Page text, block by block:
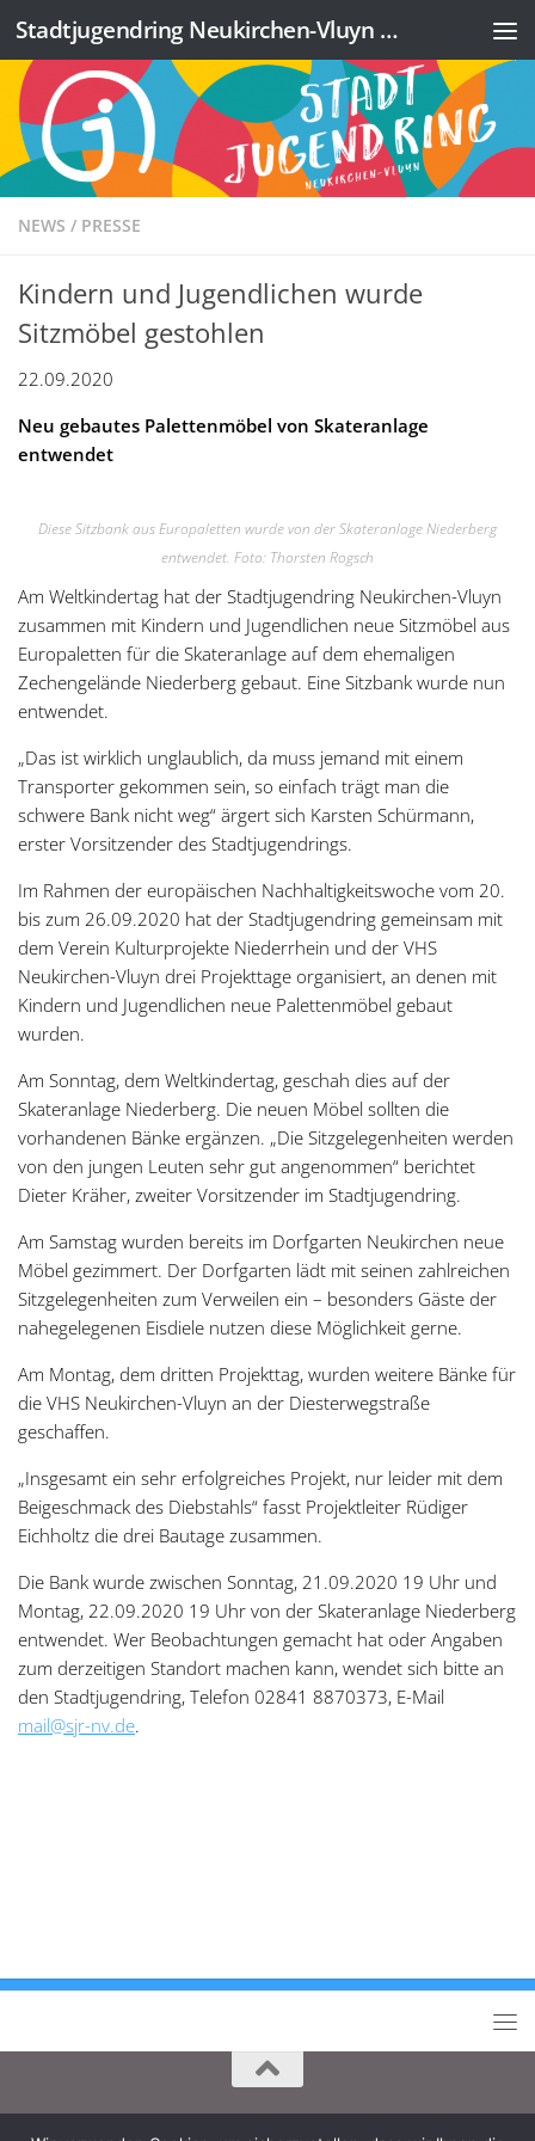
Zum Inhalt springen Stadtjugendring Neukirchen-Vluyn e.V.
NEWS / PRESSE
Kindern und Jugendlichen wurde
Sitzmöbel gestohlen
22.09.2020
Neu gebautes Palettenmöbel von Skateranlage
entwendet
Diese Sitzbank aus Europaletten wurde von der Skateranlage Niederberg
entwendet. Foto: Thorsten Rogsch
Am Weltkindertag hat der Stadtjugendring Neukirchen-Vluyn
zusammen mit Kindern und Jugendlichen neue Sitzmöbel aus
Europaletten für die Skateranlage auf dem ehemaligen
Zechengelände Niederberg gebaut. Eine Sitzbank wurde nun
entwendet.
„Das ist wirklich unglaublich, da muss jemand mit einem
Transporter gekommen sein, so einfach trägt man die
schwere Bank nicht weg“ ärgert sich Karsten Schürmann,
erster Vorsitzender des Stadtjugendrings.
Im Rahmen der europäischen Nachhaltigkeitswoche vom 20.
bis zum 26.09.2020 hat der Stadtjugendring gemeinsam mit
dem Verein Kulturprojekte Niederrhein und der VHS
Neukirchen-Vluyn drei Projekttage organisiert, an denen mit
Kindern und Jugendlichen neue Palettenmöbel gebaut
wurden.
Am Sonntag, dem Weltkindertag, geschah dies auf der
Skateranlage Niederberg. Die neuen Möbel sollten die
vorhandenen Bänke ergänzen. „Die Sitzgelegenheiten werden
von den jungen Leuten sehr gut angenommen“ berichtet
Dieter Kräher, zweiter Vorsitzender im Stadtjugendring.
Am Samstag wurden bereits im Dorfgarten Neukirchen neue
Möbel gezimmert. Der Dorfgarten lädt mit seinen zahlreichen
Sitzgelegenheiten zum Verweilen ein – besonders Gäste der
nahegelegenen Eisdiele nutzen diese Möglichkeit gerne.
Am Montag, dem dritten Projekttag, wurden weitere Bänke für
die VHS Neukirchen-Vluyn an der Diesterwegstraße
geschaffen.
„Insgesamt ein sehr erfolgreiches Projekt, nur leider mit dem
Beigeschmack des Diebstahls“ fasst Projektleiter Rüdiger
Eichholtz die drei Bautage zusammen.
Die Bank wurde zwischen Sonntag, 21.09.2020 19 Uhr und
Montag, 22.09.2020 19 Uhr von der Skateranlage Niederberg
entwendet. Wer Beobachtungen gemacht hat oder Angaben
zum derzeitigen Standort machen kann, wendet sich bitte an
den Stadtjugendring, Telefon 02841 8870373, E-Mail
mail@sjr-nv.de.